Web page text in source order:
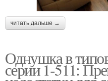
читать дальше →
Однушка в
серии 1-511: